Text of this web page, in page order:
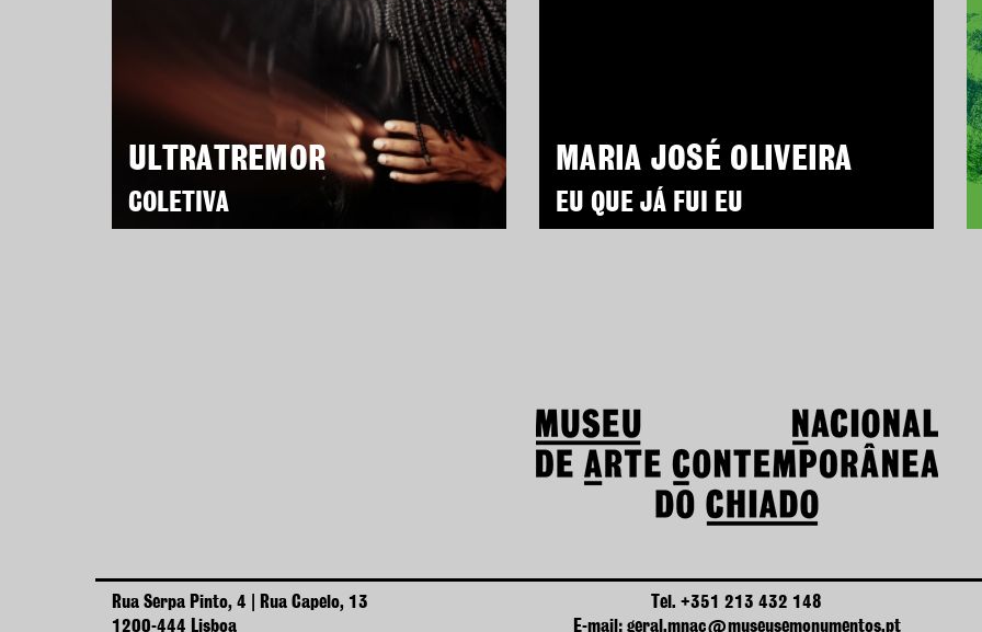
ULTRATREMOR
COLETIVA
MARIA JOSÉ OLIVEIRA
EU QUE JÁ FUI EU
Rua Serpa Pinto, 4 | Rua Capelo, 13
1200-444 Lisboa
Tel. +351 213 432 148
E-mail: geral.mnac@museusemonumentos.pt